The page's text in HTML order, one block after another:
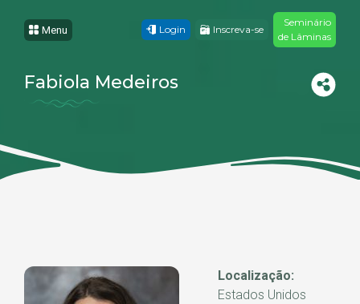
Fabiola Medeiros
Menu Login Inscreva-se
Seminário
de Lâminas
Localização:
Estados Unidos